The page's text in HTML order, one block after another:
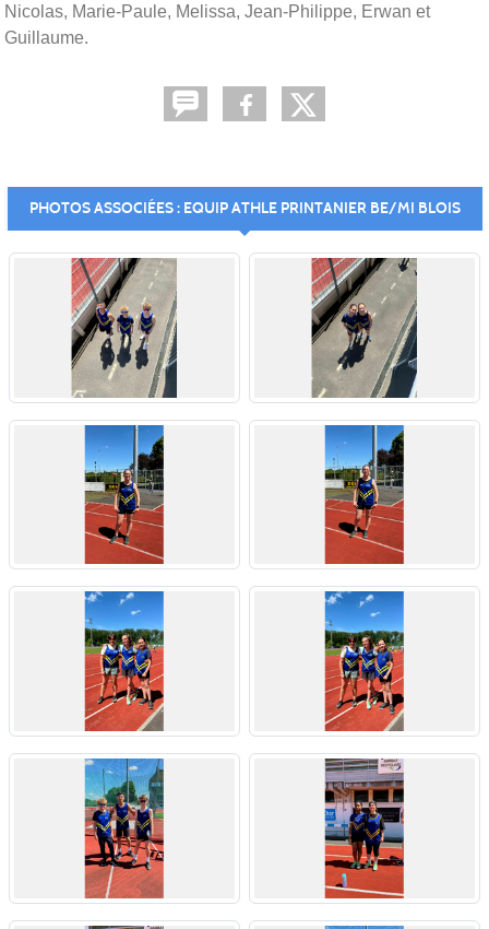
Nicolas, Marie-Paule, Melissa, Jean-Philippe, Erwan et
Guillaume.
PHOTOS ASSOCIÉES : EQUIP ATHLE PRINTANIER BE/MI BLOIS